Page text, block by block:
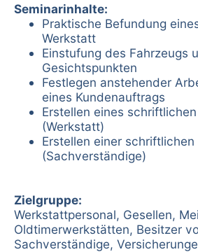
Seminarinhalte:
Praktische Befundung
Werkstatt
Einstufung des Fahrzeugs
Gesichtspunkten
Festlegen anstehender
eines Kundenauftrags
Erstellen eines
(Werkstatt)
Erstellen einer
(Sachverständige)
Zielgruppe:
Werkstattpersonal, Gesellen,
Oldtimerwerkstätten, Besitzer
Sachverständige,